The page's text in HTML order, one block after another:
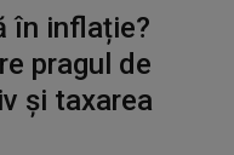
în inflație?
pragul de
și taxarea